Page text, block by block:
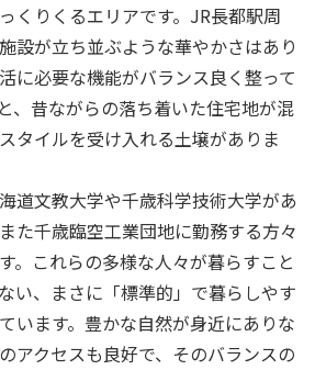
くりくるエリアです。JR長都駅周
設が立ち並ぶような華やかさはあり
に必要な機能がバランス良く整って
、昔ながらの落ち着いた住宅地が混
タイルを受け入れる土壌がありま
道文教大学や千歳科学技術大学があ
た千歳臨空工業団地に勤務する方々
。これらの多様な人々が暮らすこと
い、まさに「標準的」で暮らしやす
います。豊かな自然が身近にありな
アクセスも良好で、そのバランスの